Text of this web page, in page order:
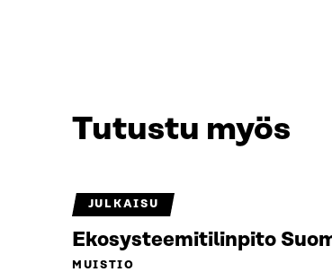
Tutustu myös
JULKAISU
Ekosysteemitilinpito
MUISTIO